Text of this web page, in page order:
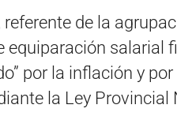
de la
equiparación salarial
por la inflación y
la Ley Provincial